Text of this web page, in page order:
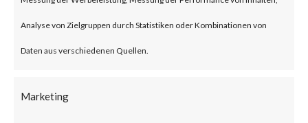
Analyse von Zielgruppen durch Statistiken oder Kombinationen von
Daten aus verschiedenen Quellen.
Marketing
Alibaba. It was later donated to
Apache.
What is the Attack?